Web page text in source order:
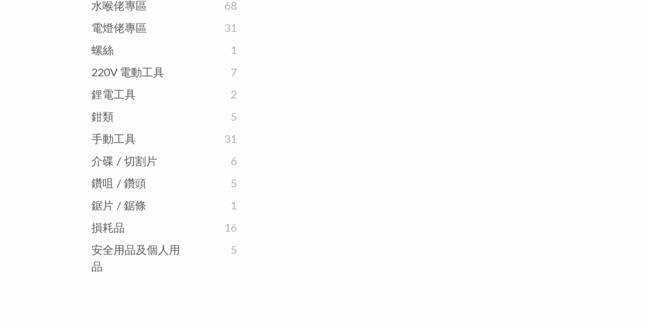
水喉佬專區
68
電燈佬專區
31
螺絲
1
220V 電動工具
7
鋰電工具
2
鉗類
5
手動工具
31
介碟 / 切割片
6
鑽咀 / 鑽頭
5
鋸片 / 鋸條
1
損耗品
16
安全用品及個人用
品
5